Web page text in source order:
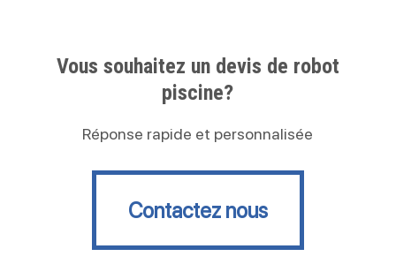
Vous souhaitez un devis de robot
piscine?
Réponse rapide et personnalisée
Contactez nous
Contactez nous